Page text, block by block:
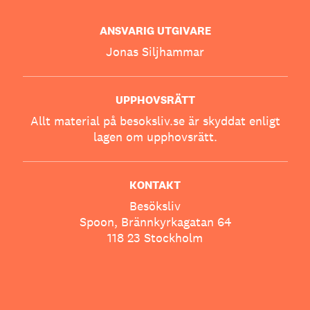
ANSVARIG UTGIVARE
Jonas Siljhammar
UPPHOVSRÄTT
Allt material på besoksliv.se är skyddat enligt
lagen om upphovsrätt.
KONTAKT
Besöksliv
Spoon, Brännkyrkagatan 64
118 23 Stockholm